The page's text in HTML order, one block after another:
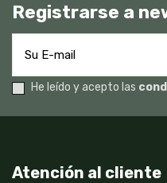
Registrarse a
He leído y acepto las
Atención al cliente